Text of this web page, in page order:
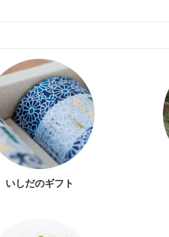
いしだのギフト